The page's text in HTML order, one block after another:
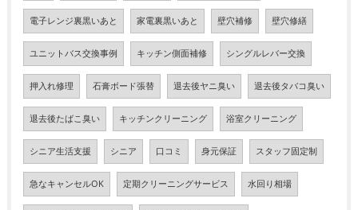
電子レンジ裏黒いあと 家電裏黒いあと 壁穴補修 壁穴修繕
ユニットバス交換事例 キッチン側面補修 シングルレバー交換
押入れ修理 石膏ボード張替 退去後ヤニ臭い 退去後タバコ臭い
退去後たばこ臭い キッチンクリーニング 浴室クリーニング
シニア生活支援 シニア 口コミ 身元保証 スタッフ固定制
急なキャンセルOK 定期クリーニングサービス 水回り相場